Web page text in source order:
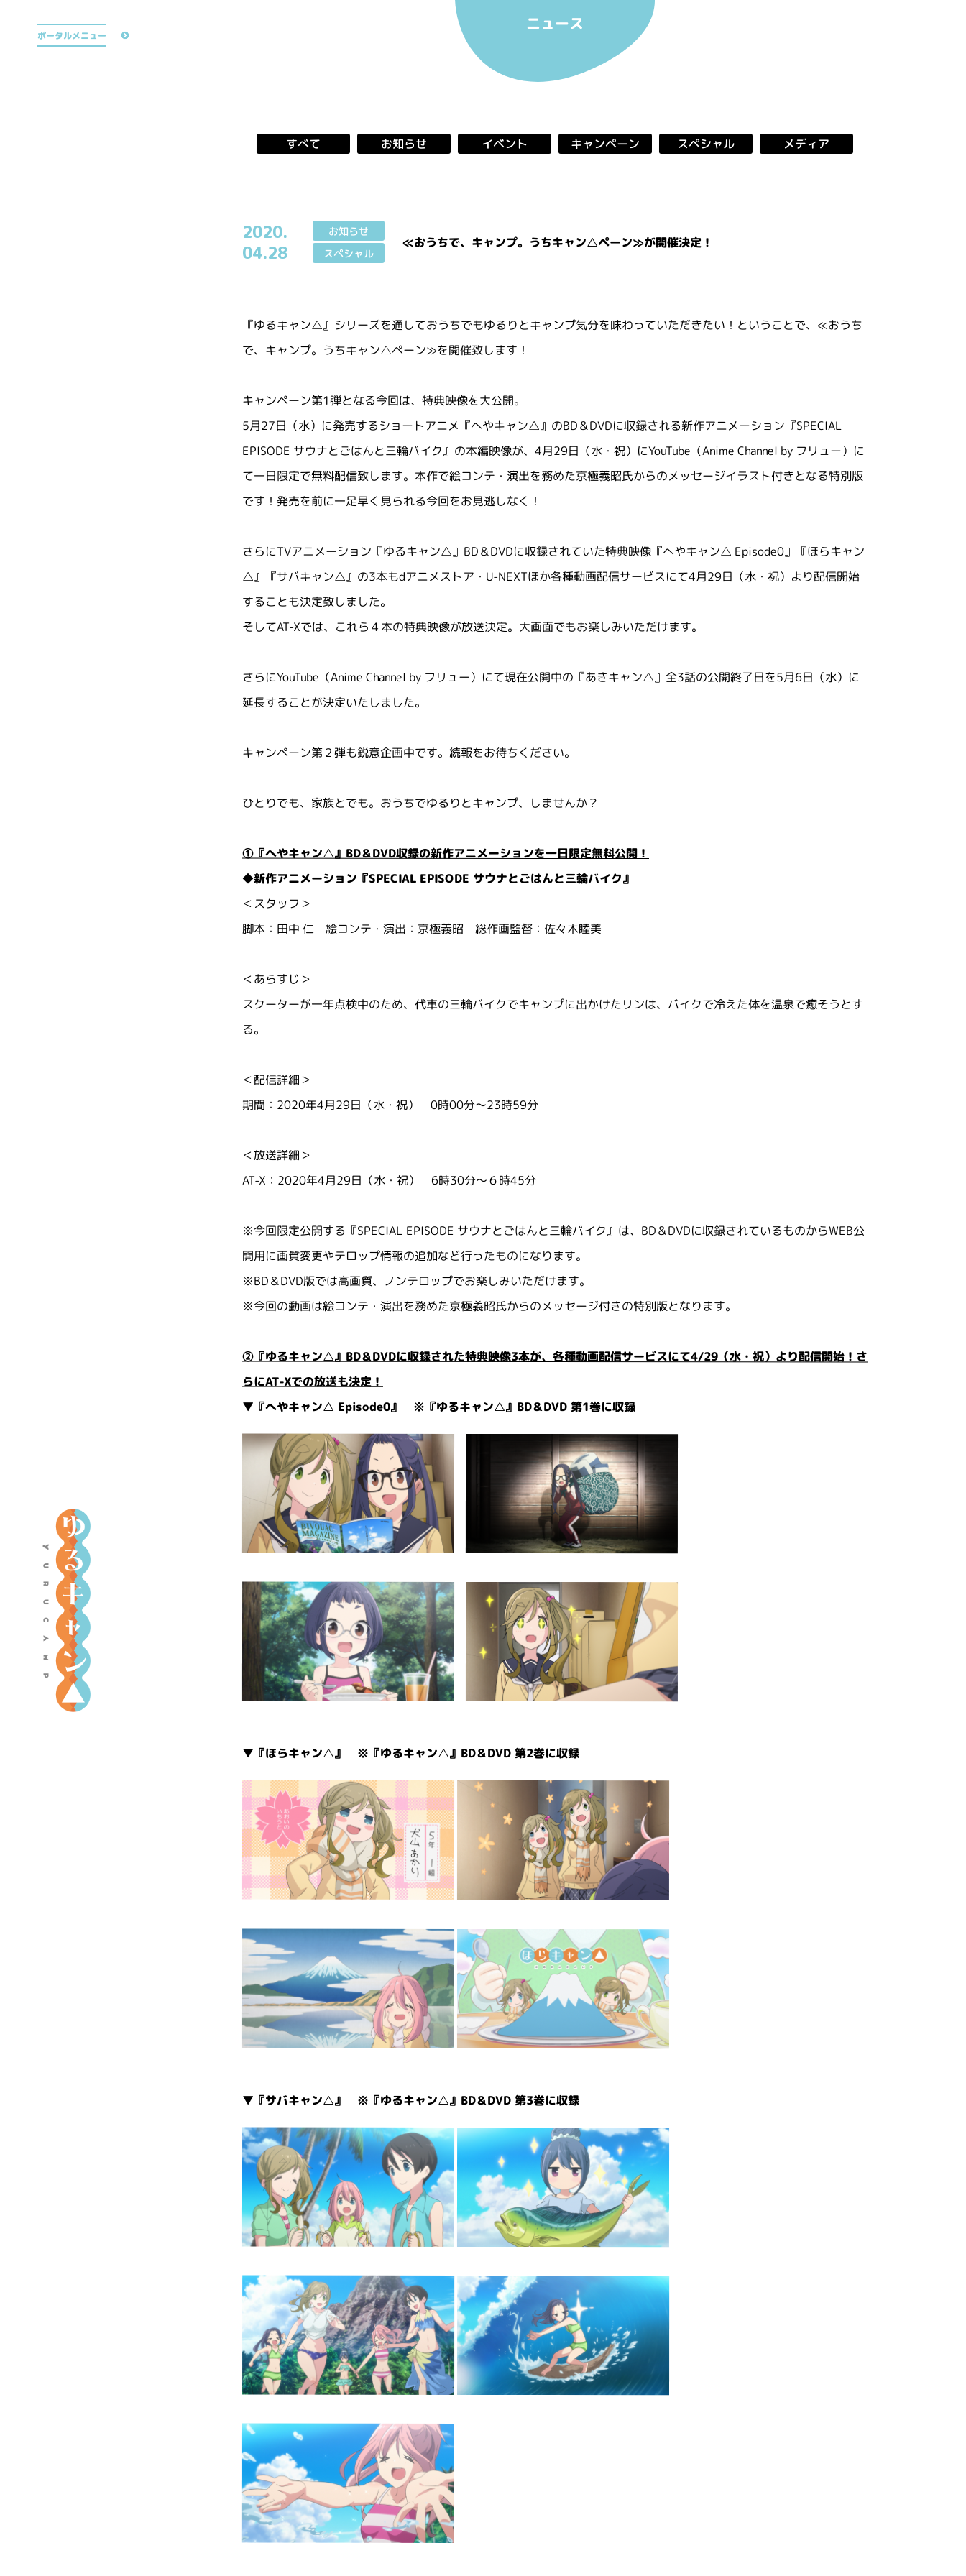
『
ゆ
る
キ
ャ
ン
ポータルメニュー
公式TikTok
ニュース
すべて お知らせ イベント キャンペーン スペシャル メディア
2020.
04.28
お知らせ
スペシャル
≪おうちで、キャンプ。うちキャン△ペーン≫が開催決定！
『ゆるキャン△』シリーズを通しておうちでもゆるりとキャンプ気分を味わっていただきたい！ということで、≪おうち
で、キャンプ。うちキャン△ペーン≫を開催致します！
キャンペーン第1弾となる今回は、特典映像を大公開。
5月27日（水）に発売するショートアニメ『へやキャン△』のBD＆DVDに収録される新作アニメーション『SPECIAL
EPISODE サウナとごはんと三輪バイク』の本編映像が、4月29日（水・祝）にYouTube（Anime Channel by フリュー）に
て一日限定で無料配信致します。本作で絵コンテ・演出を務めた京極義昭氏からのメッセージイラスト付きとなる特別版
です！発売を前に一足早く見られる今回をお見逃しなく！
さらにTVアニメーション『ゆるキャン△』BD＆DVDに収録されていた特典映像『へやキャン△ Episode0』『ほらキャン
△』『サバキャン△』の3本もdアニメストア・U-NEXTほか各種動画配信サービスにて4月29日（水・祝）より配信開始
することも決定致しました。
そしてAT-Xでは、これら４本の特典映像が放送決定。大画面でもお楽しみいただけます。
さらにYouTube（Anime Channel by フリュー）にて現在公開中の『あきキャン△』全3話の公開終了日を5月6日（水）に
延長することが決定いたしました。
キャンペーン第２弾も鋭意企画中です。続報をお待ちください。
ひとりでも、家族とでも。おうちでゆるりとキャンプ、しませんか？
①『へやキャン△』BD＆DVD収録の新作アニメーションを一日限定無料公開！
◆新作アニメーション『SPECIAL EPISODE サウナとごはんと三輪バイク』
＜スタッフ＞
脚本：田中 仁 絵コンテ・演出：京極義昭 総作画監督：佐々木睦美
＜あらすじ＞
スクーターが一年点検中のため、代車の三輪バイクでキャンプに出かけたリンは、バイクで冷えた体を温泉で癒そうとす
る。
＜配信詳細＞
期間：2020年4月29日（水・祝） 0時00分～23時59分
＜放送詳細＞
AT-X：2020年4月29日（水・祝） 6時30分～６時45分
※今回限定公開する『SPECIAL EPISODE サウナとごはんと三輪バイク』は、BD＆DVDに収録されているものからWEB公
開用に画質変更やテロップ情報の追加など行ったものになります。
※BD＆DVD版では高画質、ノンテロップでお楽しみいただけます。
※今回の動画は絵コンテ・演出を務めた京極義昭氏からのメッセージ付きの特別版となります。
②『ゆるキャン△』BD＆DVDに収録された特典映像3本が、各種動画配信サービスにて4/29（水・祝）より配信開始！さ
らにAT-Xでの放送も決定！
▼『へやキャン△ Episode0』 ※『ゆるキャン△』BD＆DVD 第1巻に収録
▼『ほらキャン△』 ※『ゆるキャン△』BD＆DVD 第2巻に収録
▼『サバキャン△』 ※『ゆるキャン△』BD＆DVD 第3巻に収録